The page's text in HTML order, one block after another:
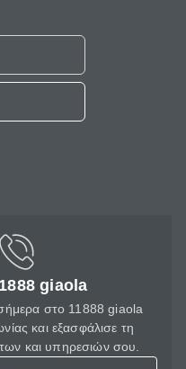
giaola
στο 11888 giaola
και εξασφάλισε τη
και υπηρεσιών σου.